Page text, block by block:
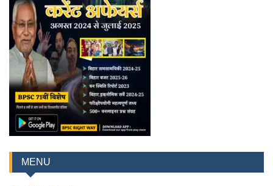
MENU